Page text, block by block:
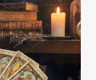
výklad snů,
věštby.
zabývám snad
anglicky,
slušně i